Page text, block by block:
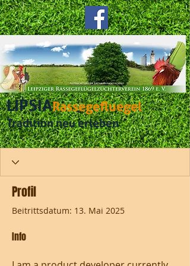
LIPSIARassegefluegel
Tradition neu erleben
Profil
Beitrittsdatum: 13. Mai 2025
Info